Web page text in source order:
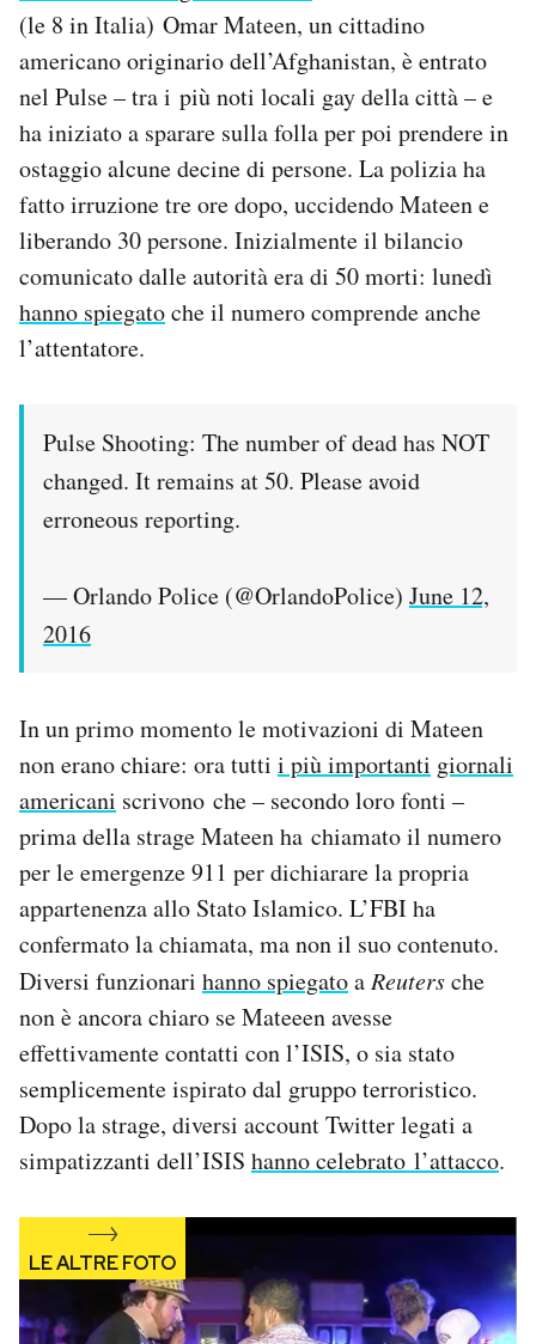
Area Personale
Newsletter
Hai bisogno di aiuto?
Esci
(le 8 in Italia) Omar Mateen, un cittadino
americano originario dell’Afghanistan, è entrato
nel Pulse – tra i più noti locali gay della città – e
ha iniziato a sparare sulla folla per poi prendere in
ostaggio alcune decine di persone. La polizia ha
fatto irruzione tre ore dopo, uccidendo Mateen e
liberando 30 persone. Inizialmente il bilancio
comunicato dalle autorità era di 50 morti: lunedì
hanno spiegatoche il numero comprende anche
l’attentatore.
Pulse Shooting: The number of dead has NOT
changed. It remains at 50. Please avoid
erroneous reporting.
— Orlando Police (@OrlandoPolice) June 12,
2016
In un primo momento le motivazioni di Mateen
non erano chiare: ora tutti i più importanti giornali
americani scrivono che – secondo loro fonti –
prima della strage Mateen ha chiamato il numero
per le emergenze 911 per dichiarare la propria
appartenenza allo Stato Islamico. L’FBI ha
confermato la chiamata, ma non il suo contenuto.
Diversi funzionari hanno spiegatoaReutersche
non è ancora chiaro se Mateeen avesse
effettivamente contatti con l’ISIS, o sia stato
semplicemente ispirato dal gruppo terroristico.
Dopo la strage, diversi account Twitter legati a
simpatizzanti dell’ISIS hanno celebrato l’attacco.